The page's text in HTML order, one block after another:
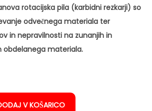
i
o
n
rotacijska pila (karbidni rezkarji) so
odvečnega materiala ter
in nepravilnosti na zunanjih in
obdelanega materiala.
V KOŠARICO